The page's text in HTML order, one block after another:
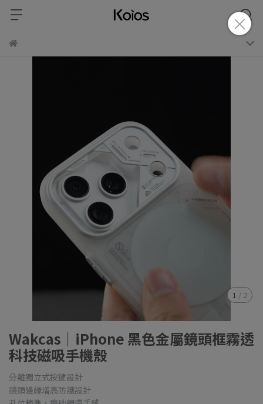
1 / 2
Wakcas｜iPhone 黑色金屬鏡頭框霧透
科技磁吸手機殼
分離獨立式按鍵設計
鏡頭邊緣增高防護設計